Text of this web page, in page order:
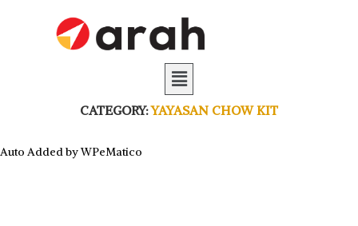
CATEGORY:YAYASAN CHOW KIT
Auto Added by WPeMatico